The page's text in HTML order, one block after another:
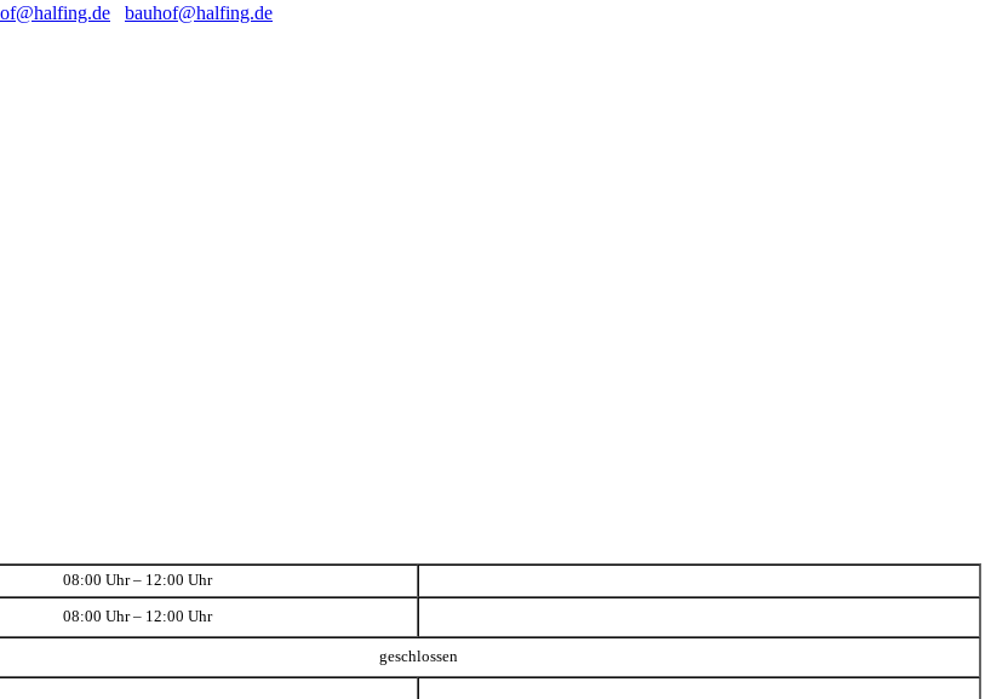
bauhof@halfing.de
08:00 Uhr – 12:00 Uhr
08:00 Uhr – 12:00 Uhr
geschlossen